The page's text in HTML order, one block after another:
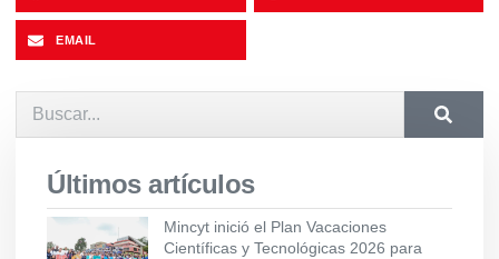
EMAIL
Últimos artículos
Mincyt inició el Plan Vacaciones
Científicas y Tecnológicas 2026 para